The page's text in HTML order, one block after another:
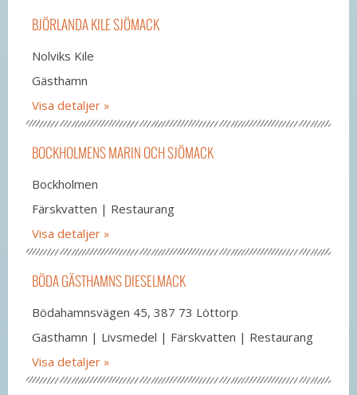
BJÖRLANDA KILE SJÖMACK
Nolviks Kile
Gästhamn
Visa detaljer
BOCKHOLMENS MARIN OCH SJÖMACK
Bockholmen
Färskvatten | Restaurang
Visa detaljer
BÖDA GÄSTHAMNS DIESELMACK
Bödahamnsvägen 45, 387 73 Löttorp
Gästhamn | Livsmedel | Färskvatten | Restaurang
Visa detaljer